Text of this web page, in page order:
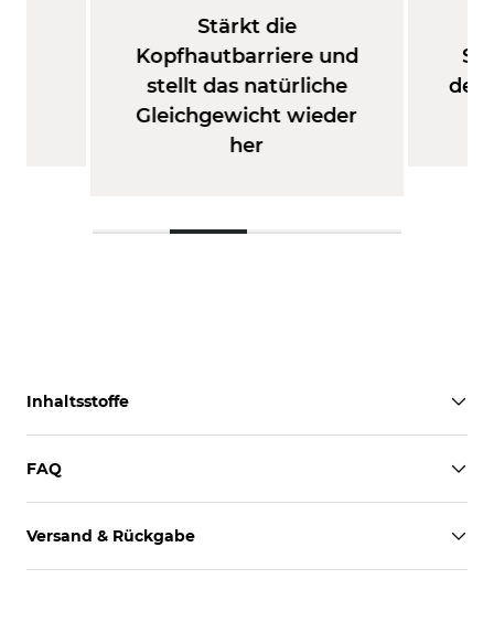
Stärkt die
Kopfhautbarriere und
stellt das natürliche
Gleichgewicht wieder
her
der
Inhaltsstoffe
FAQ
Versand & Rückgabe